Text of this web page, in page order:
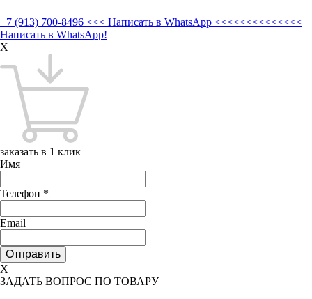
+7 (913) 700-8496 <<< Написать в WhatsApp <<<<<<<<<<<<<<
Написать в WhatsApp!
X
заказать в 1 клик
Имя
Телефон *
Email
X
ЗАДАТЬ ВОПРОС ПО ТОВАРУ